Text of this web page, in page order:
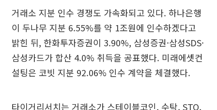
거래소 지분 인수 경쟁도 가속화되고 있다. 하나은행
이 두나무 지분 6.55%를 약 1조원에 인수하겠다고
밝힌 뒤, 한화투자증권이 3.90%, 삼성증권·삼성SDS·
삼성카드가 합산 4.0% 취득을 공표했다. 미래에셋컨
설팅은 코빗 지분 92.06% 인수 계약을 체결했다.
타이거리서치는 거래소가 스테이블코인, 수탁, STO,